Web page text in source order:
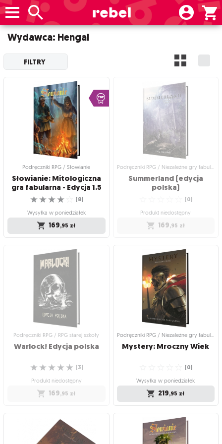
Wydawca: Hengal
FILTRY
Podręczniki RPG / Słowianie
Słowianie: Mitologiczna
gra fabularna - Edycja 1.5
☆
☆
☆
☆ (8)
Wysyłka w poniedziałek
169,95 zł
Słowianie: Mitologiczna
gra fabularna - Edycja 1.5
Nowa edycja niezwykłej przygody w
słowiańskim świecie
☆
☆
☆
☆
Wysyłka w poniedziałek
169
Podręczniki RPG / Niezależne gry fabularne
Summerland (edycja
polska)
(0)
Produkt niedostępny
169,95 zł
Podręczniki RPG / Niezależne gry
fabularne
Summerland (edycja
polska)
Morze Liści pochłania świat.
Przetrwasz?
☆
☆
☆
☆
☆ (
Produkt niedostępny
169 ,95 zł
Podręczniki RPG / RPG starej szkoły
Warlock! Edycja polska
☆
☆
☆
☆
☆ (3)
Produkt niedostępny
169,95 zł
Podręczniki RPG / RPG starej szkoły
Warlock! Edycja polska
Podręczniki RPG / Niezależne gry fabularne
Mystery:MrocznyWiek
(0)
Wysyłka w poniedziałek
219,95 zł
Podręczniki RPG / Niezależne gry
fabularne
Mystery: Mroczny Wiek